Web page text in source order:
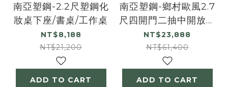
南亞塑鋼-2.2尺塑鋼化
妝桌下座/書桌/工作桌
NT$8,188
NT$21,200
ADD TO CART
南亞塑鋼-鄉村歐風2.7
尺四開門二抽中開放格
子窗線板造型書櫃/展
示櫃/收納置物櫃
NT$23,888
NT$61,400
ADD TO CART